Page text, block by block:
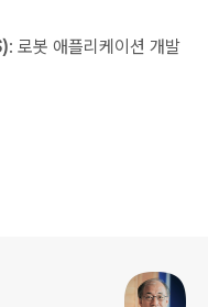
: 로봇 애플리케이션 개발